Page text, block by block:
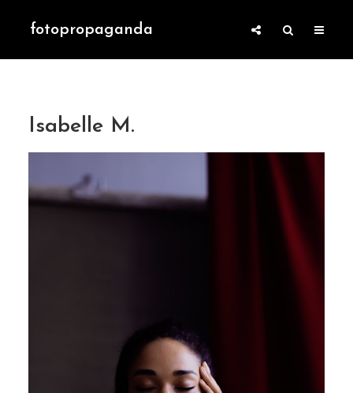
fotopropaganda
Isabelle M.